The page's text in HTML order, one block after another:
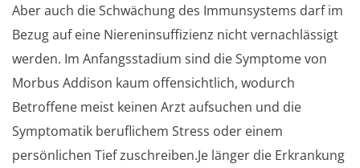
Aber auch die Schwächung des Immunsystems darf im
Bezug auf eine Niereninsuffizienz nicht vernachlässigt
werden. Im Anfangsstadium sind die Symptome von
Morbus Addison kaum offensichtlich, wodurch
Betroffene meist keinen Arzt aufsuchen und die
Symptomatik beruflichem Stress oder einem
persönlichen Tief zuschreiben.Je länger die Erkrankung